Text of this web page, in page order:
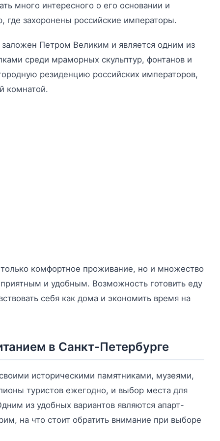
много интересного о его основании и
где захоронены российские императоры.
Петром Великим и является одним из
среди мраморных скульптур, фонтанов и
резиденцию российских императоров,
комнатой.
комфортное проживание, но и множество
и удобным. Возможность готовить еду
себя как дома и экономить время на
в Санкт-Петербурге
историческими памятниками, музеями,
туристов ежегодно, и выбор места для
из удобных вариантов являются апарт-
на что стоит обратить внимание при выборе